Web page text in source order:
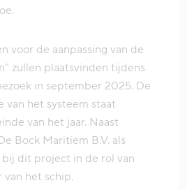
voor de aanpassing van de
zullen plaatsvinden tijdens
in september 2025. De
van het systeem staat
van het jaar. Naast
Bock Maritiem B.V. als
dit project in de rol van
van het schip.